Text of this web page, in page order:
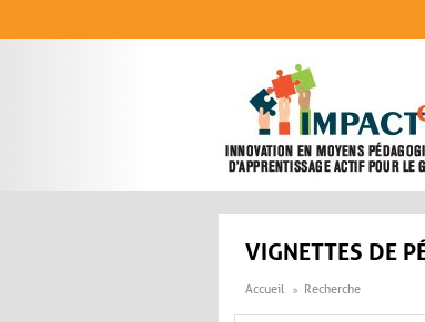
VIGNETTES DE
Accueil Recherche